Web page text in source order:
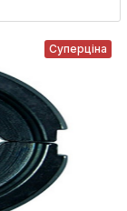
Суперціна